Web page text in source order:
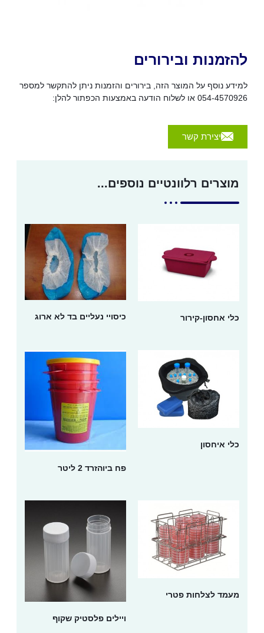
להזמנות ובירורים
למידע נוסף על המוצר הזה, בירורים והזמנות ניתן להתקשר למספר
054-4570926 או לשלוח הודעה באמצעות הכפתור להלן:
יצירת קשר
מוצרים רלוונטיים נוספים...
כלי אחסון-קירור כיסויי נעליים בד לא ארוג
כלי איחסון
פח ביוהזרד 2 ליטר
מעמד לצלחות פטרי
ויילים פלסטיק שקוף